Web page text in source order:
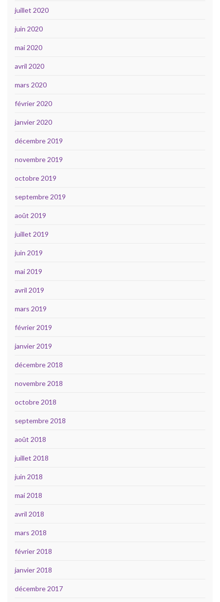
juillet 2020
juin 2020
mai 2020
avril 2020
mars 2020
février 2020
janvier 2020
décembre 2019
novembre 2019
octobre 2019
septembre 2019
août 2019
juillet 2019
juin 2019
mai 2019
avril 2019
mars 2019
février 2019
janvier 2019
décembre 2018
novembre 2018
octobre 2018
septembre 2018
août 2018
juillet 2018
juin 2018
mai 2018
avril 2018
mars 2018
février 2018
janvier 2018
décembre 2017